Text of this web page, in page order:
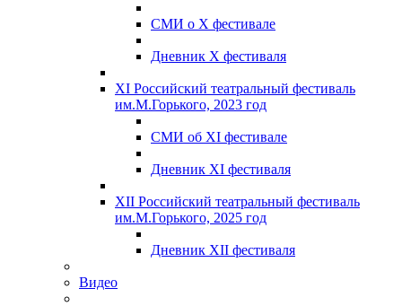
СМИ о X фестивале
Дневник X фестиваля
XI Российский театральный фестиваль
им.М.Горького, 2023 год
СМИ об XI фестивале
Дневник XI фестиваля
XII Российский театральный фестиваль
им.М.Горького, 2025 год
Дневник XII фестиваля
Видео